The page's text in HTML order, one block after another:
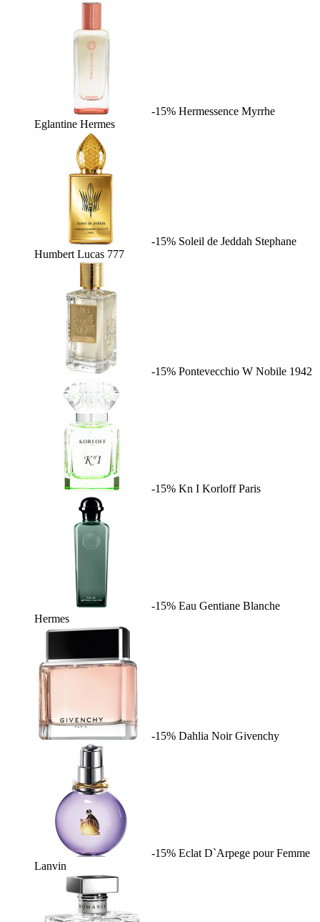
-15% Hermessence Myrrhe
Eglantine Hermes
-15% Soleil de Jeddah Stephane
Humbert Lucas 777
-15% Pontevecchio W Nobile 1942
-15% Kn I Korloff Paris
-15% Eau Gentiane Blanche
Hermes
-15% Dahlia Noir Givenchy
-15% Eclat D`Arpege pour Femme
Lanvin